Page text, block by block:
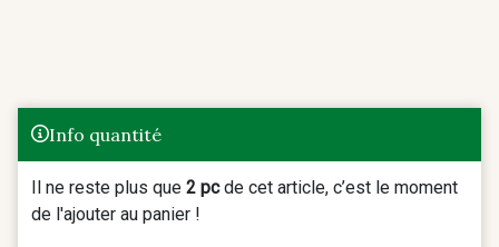
Info quantité
Il ne reste plus que 2 pcde cet article, c’est le moment
de l'ajouter au panier !